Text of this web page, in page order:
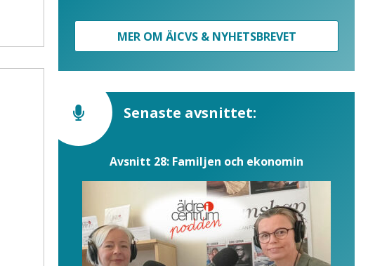
MER OM ÄICVS & NYHETSBREVET
Senaste avsnittet:
Avsnitt 28: Familjen och ekonomin